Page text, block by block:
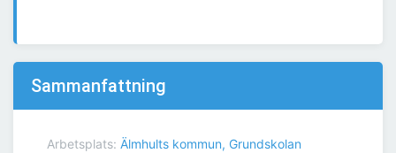
Sammanfattning
Arbetsplats: Älmhults kommun, Grundskolan